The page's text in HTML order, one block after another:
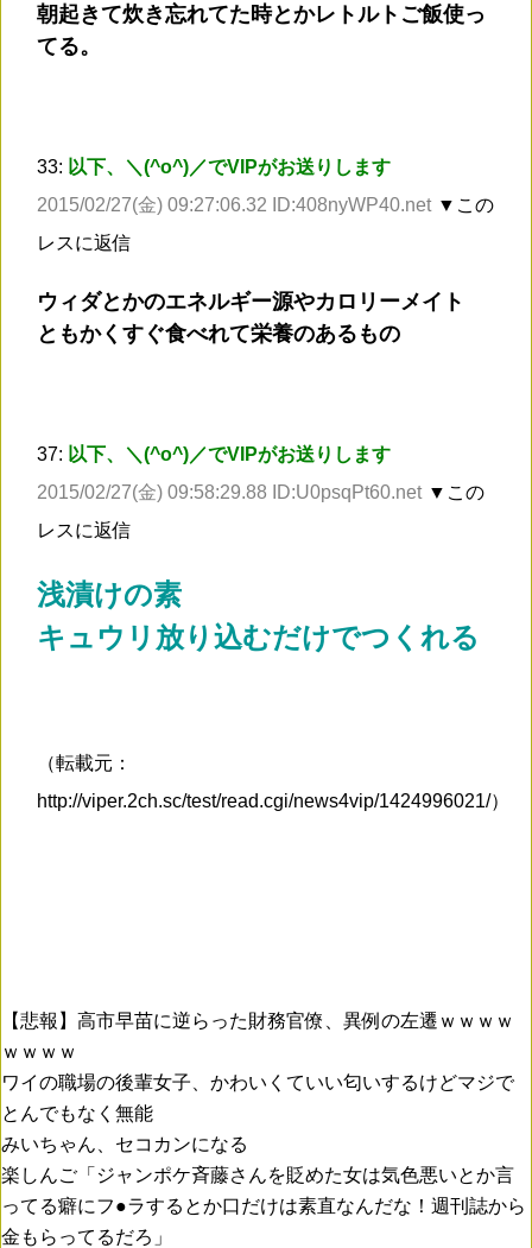
朝起きて炊き忘れてた時とかレトルトご飯使っ
てる。
33: 以下、＼(^o^)／でVIPがお送りします
2015/02/27(金) 09:27:06.32 ID:408nyWP40.net ▼この
レスに返信
ウィダとかのエネルギー源やカロリーメイト
ともかくすぐ食べれて栄養のあるもの
37: 以下、＼(^o^)／でVIPがお送りします
2015/02/27(金) 09:58:29.88 ID:U0psqPt60.net ▼この
レスに返信
浅漬けの素
キュウリ放り込むだけでつくれる
（転載元：
http://viper.2ch.sc/test/read.cgi/news4vip/1424996021/）
【悲報】高市早苗に逆らった財務官僚、異例の左遷ｗｗｗｗ
ｗｗｗｗ
ワイの職場の後輩女子、かわいくていい匂いするけどマジで
とんでもなく無能
みいちゃん、セコカンになる
楽しんご「ジャンポケ斉藤さんを貶めた女は気色悪いとか言
ってる癖にフ●ラするとか口だけは素直なんだな！週刊誌から
金もらってるだろ」